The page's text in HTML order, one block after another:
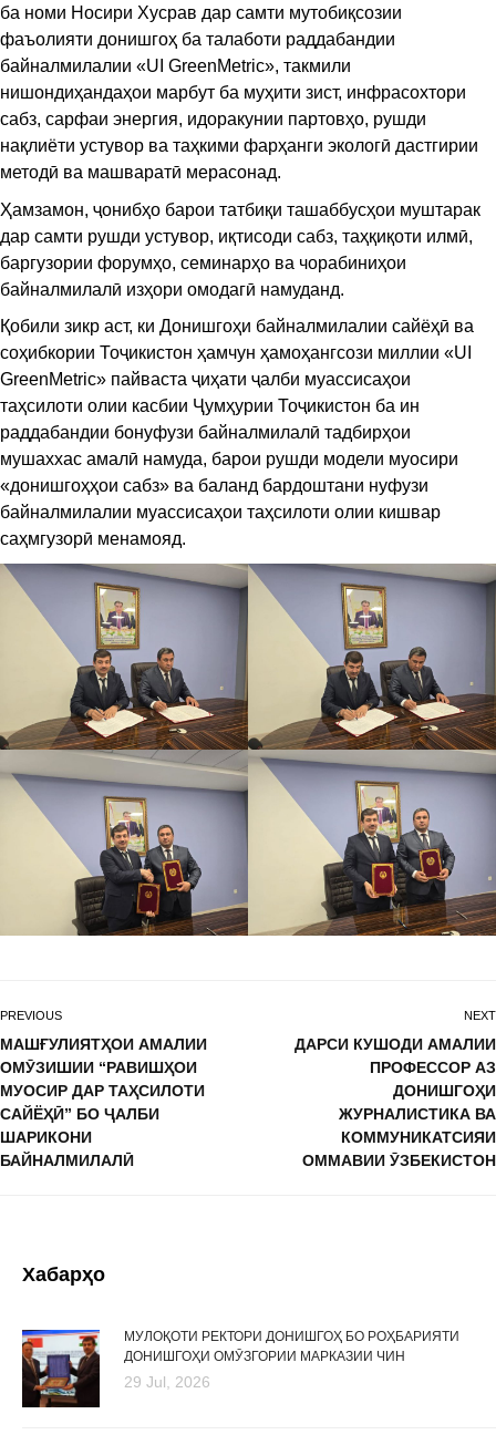
ба номи Носири Хусрав дар самти мутобиқсозии
фаъолияти донишгоҳ ба талаботи раддабандии
байналмилалии «UI GreenMetric», такмили
нишондиҳандаҳои марбут ба муҳити зист, инфрасохтори
сабз, сарфаи энергия, идоракунии партовҳо, рушди
нақлиёти устувор ва таҳкими фарҳанги экологӣ дастгирии
методӣ ва машваратӣ мерасонад.
Ҳамзамон, ҷонибҳо барои татбиқи ташаббусҳои муштарак
дар самти рушди устувор, иқтисоди сабз, таҳқиқоти илмӣ,
баргузории форумҳо, семинарҳо ва чорабиниҳои
байналмилалӣ изҳори омодагӣ намуданд.
Қобили зикр аст, ки Донишгоҳи байналмилалии сайёҳӣ ва
соҳибкории Тоҷикистон ҳамчун ҳамоҳангсози миллии «UI
GreenMetric» пайваста ҷиҳати ҷалби муассисаҳои
таҳсилоти олии касбии Ҷумҳурии Тоҷикистон ба ин
раддабандии бонуфузи байналмилалӣ тадбирҳои
мушаххас амалӣ намуда, барои рушди модели муосири
«донишгоҳҳои сабз» ва баланд бардоштани нуфузи
байналмилалии муассисаҳои таҳсилоти олии кишвар
саҳмгузорӣ менамояд.
PREVIOUS
МАШҒУЛИЯТҲОИ АМАЛИИ
ОМӮЗИШИИ “РАВИШҲОИ
МУОСИР ДАР ТАҲСИЛОТИ
САЙЁҲӢ” БО ҶАЛБИ
ШАРИКОНИ
БАЙНАЛМИЛАЛӢ
NEXT
ДАРСИ КУШОДИ АМАЛИИ
ПРОФЕССОР АЗ
ДОНИШГОҲИ
ЖУРНАЛИСТИКА ВА
КОММУНИКАТСИЯИ
ОММАВИИ ӮЗБЕКИСТОН
Хабарҳо
МУЛОҚОТИ РЕКТОРИ ДОНИШГОҲ БО РОҲБАРИЯТИ
ДОНИШГОҲИ ОМӮЗГОРИИ МАРКАЗИИ ЧИН
29 Jul, 2026